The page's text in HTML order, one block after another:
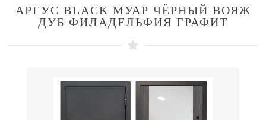
АРГУС BLACK МУАР ЧЁРНЫЙ ВОЯЖ
ДУБ ФИЛАДЕЛЬФИЯ ГРАФИТ